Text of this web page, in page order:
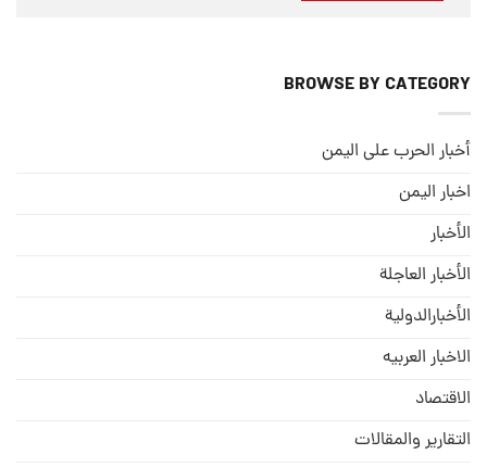
BROWSE BY CATEGORY
أخبار الحرب على اليمن
اخبار اليمن
الأخبار
الأخبار العاجلة
الأخبارالدولية
الاخبار العربيه
الاقتصاد
التقارير والمقالات